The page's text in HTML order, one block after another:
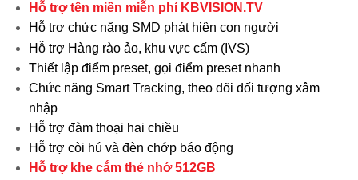
Hỗ trợ tên miền miễn phí KBVISION.TV
Hỗ trợ chức năng SMD phát hiện con người
Hỗ trợ Hàng rào ảo, khu vực cấm (IVS)
Thiết lập điểm preset, gọi điểm preset nhanh
Chức năng Smart Tracking, theo dõi đối tượng xâm
nhập
Hỗ trợ đàm thoại hai chiều
Hỗ trợ còi hú và đèn chớp báo động
Hỗ trợ khe cắm thẻ nhớ 512GB